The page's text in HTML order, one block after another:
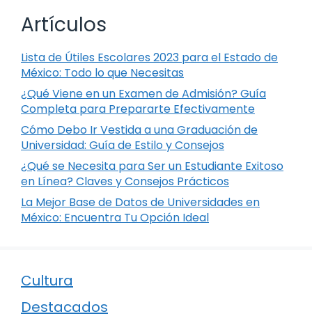
Artículos
Lista de Útiles Escolares 2023 para el Estado de
México: Todo lo que Necesitas
¿Qué Viene en un Examen de Admisión? Guía
Completa para Prepararte Efectivamente
Cómo Debo Ir Vestida a una Graduación de
Universidad: Guía de Estilo y Consejos
¿Qué se Necesita para Ser un Estudiante Exitoso
en Línea? Claves y Consejos Prácticos
La Mejor Base de Datos de Universidades en
México: Encuentra Tu Opción Ideal
Cultura
Destacados